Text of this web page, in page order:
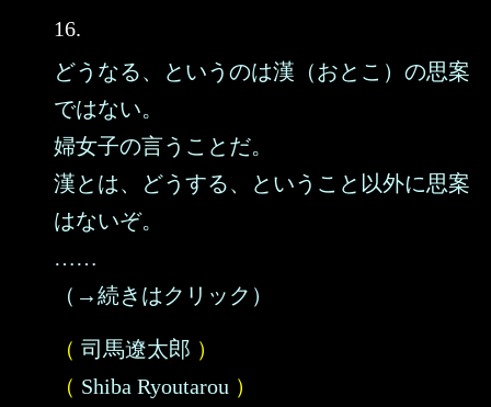
16.
どうなる、というのは漢（おとこ）の思案
ではない。
婦女子の言うことだ。
漢とは、どうする、ということ以外に思案
はないぞ。
……
（→続きはクリック）
（ 司馬遼太郎 ）
（ Shiba Ryoutarou ）